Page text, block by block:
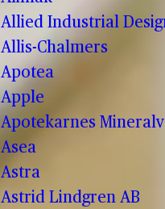
Allied Industrial
Allis-Chalmers
Apotea
Apple
Apotekarnes
Asea
Astra
Astrid Lindgren AB